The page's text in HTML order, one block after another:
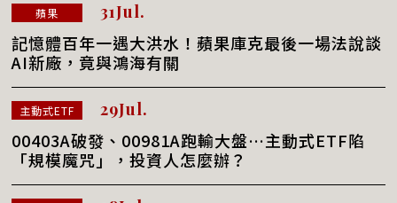
31Jul.
蘋果
記憶體百年一遇大洪水！蘋果庫克最後一場法說談
AI新廠，竟與鴻海有關
29Jul.
主動式ETF
00403A破發、00981A跑輸大盤…主動式ETF陷
「規模魔咒」，投資人怎麼辦？